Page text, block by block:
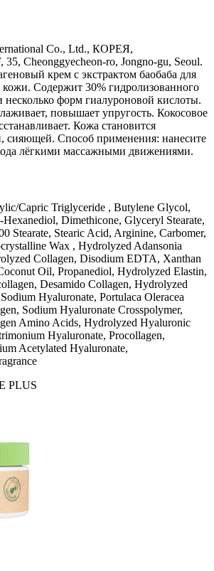
Co., Ltd., КОРЕЯ,
Cheonggyecheon-ro, Jongno-gu, Seoul.
крем с экстрактом баобаба для
Содержит 30% гидролизованного
несколько форм гиалуроновой кислоты.
повышает упругость. Кокосовое
Кожа становится
сияющей. Способ применения: нанесите
лёгкими массажными движениями.
Capric Triglyceride , Butylene Glycol,
Dimethicone, Glyceryl Stearate,
Stearate, Stearic Acid, Arginine, Carbomer,
Wax , Hydrolyzed Adansonia
Collagen, Disodium EDTA, Xanthan
Oil, Propanediol, Hydrolyzed Elastin,
Desamido Collagen, Hydrolyzed
Hyaluronate, Portulaca Oleracea
Sodium Hyaluronate Crosspolymer,
Amino Acids, Hydrolyzed Hyaluronic
Hyaluronate, Procollagen,
Acetylated Hyaluronate,
PLUS